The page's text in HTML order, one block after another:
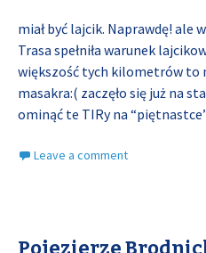
miał być lajcik. Naprawdę! ale
Trasa spełniła warunek
większość tych kilometrów to
masakra:( zaczęło się już na
ominąć te TIRy na
Leave a comment
Pojezierze